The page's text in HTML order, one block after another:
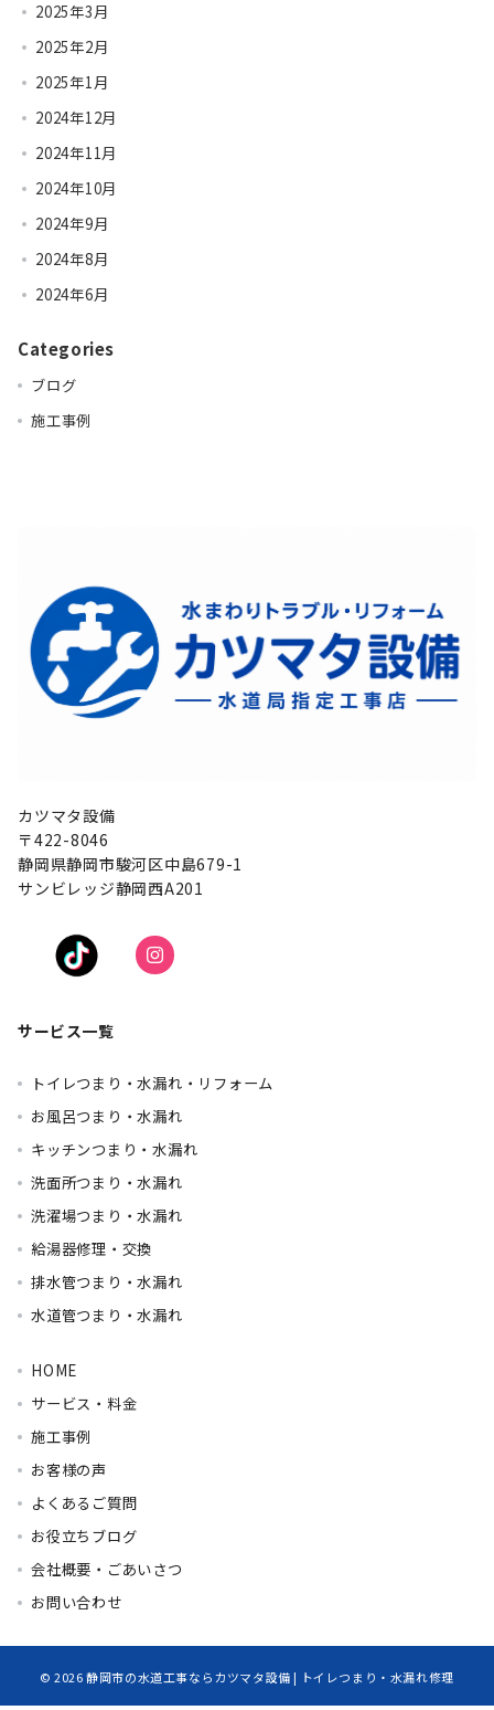
2025年3月
2025年2月
2025年1月
2024年12月
2024年11月
2024年10月
2024年9月
2024年8月
2024年6月
Categories
ブログ
施工事例
カツマタ設備
〒422-8046
静岡県静岡市駿河区中島679-1
サンビレッジ静岡西A201
サービス一覧
トイレつまり・水漏れ・リフォーム
お風呂つまり・水漏れ
キッチンつまり・水漏れ
洗面所つまり・水漏れ
洗濯場つまり・水漏れ
給湯器修理・交換
排水管つまり・水漏れ
水道管つまり・水漏れ
HOME
サービス・料金
施工事例
お客様の声
よくあるご質問
お役立ちブログ
会社概要・ごあいさつ
お問い合わせ
© 2026静岡市の水道工事ならカツマタ設備 | トイレつまり・水漏れ修理